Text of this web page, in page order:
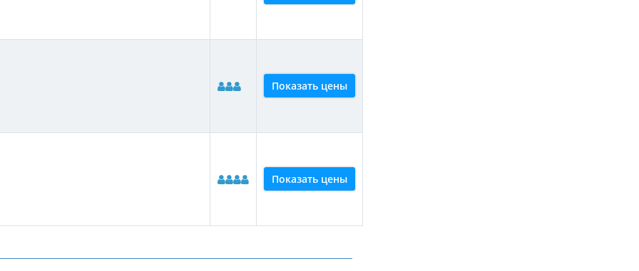
Показать цены
Показать цены